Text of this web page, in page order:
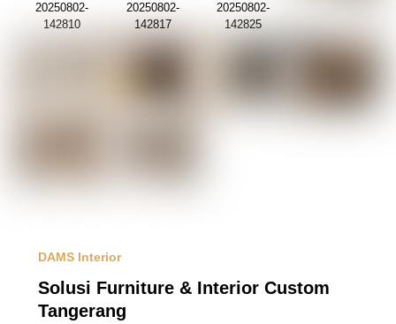
DAMS Interior
Solusi Furniture & Interior Custom
Tangerang